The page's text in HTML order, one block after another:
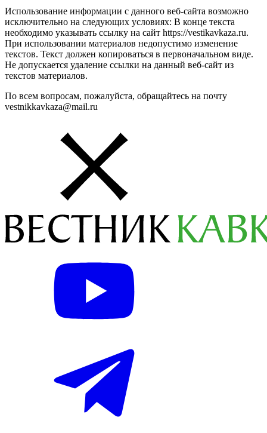
Использование информации с данного веб-сайта возможно
исключительно на следующих условиях: В конце текста
необходимо указывать ссылку на сайт https://vestikavkaza.ru.
При использовании материалов недопустимо изменение
текстов. Текст должен копироваться в первоначальном виде.
Не допускается удаление ссылки на данный веб-сайт из
текстов материалов.
По всем вопросам, пожалуйста, обращайтесь на почту
vestnikkavkaza@mail.ru